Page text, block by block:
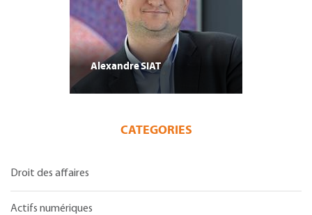
AlexandreSIAT
CATEGORIES
Droit des affaires
Actifs numériques